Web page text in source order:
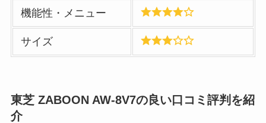
機能性・メニュー
サイズ
東芝 ZABOON AW-8V7の良い口コミ評判を紹
介